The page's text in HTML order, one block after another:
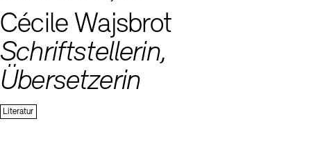
Newsletter
Tickets und Preise Öffnungszeiten
Newsletter
Kunstsektionen
Preise, Stipendien und Stiftung
Publikationen
Europäische Allianz der Akademien
Büro der öffentlichen Sache
Mediathek
Ausstellungen & Veranstaltungen
Projekte
Publikationen
Cécile Wajsbrot
Schriftstellerin,
Übersetzerin
Sektion
Literatur